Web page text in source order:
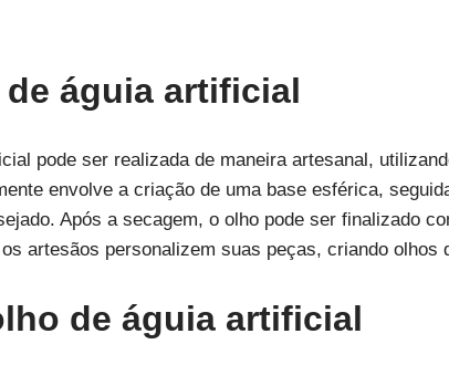
águia artificial
pode ser realizada de maneira artesanal,
envolve a criação de uma base esférica,
Após a secagem, o olho pode ser finalizado
artesãos personalizem suas peças, criando olhos
de águia artificial